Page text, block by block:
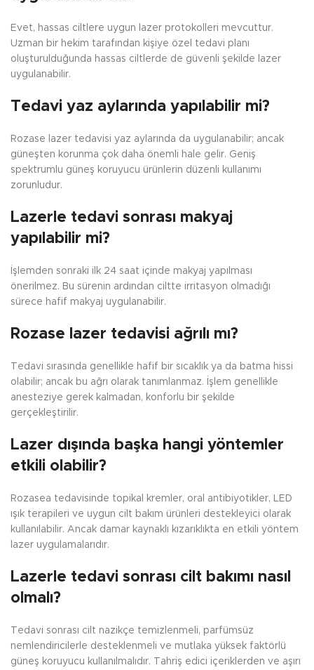
Evet, hassas ciltlere uygun lazer protokolleri mevcuttur.
Uzman bir hekim tarafından kişiye özel tedavi planı
oluşturulduğunda hassas ciltlerde de güvenli şekilde lazer
uygulanabilir.
Tedavi yaz aylarında yapılabilir mi?
Rozase lazer tedavisi yaz aylarında da uygulanabilir; ancak
güneşten korunma çok daha önemli hale gelir. Geniş
spektrumlu güneş koruyucu ürünlerin düzenli kullanımı
zorunludur.
Lazerle tedavi sonrası makyaj
yapılabilir mi?
İşlemden sonraki ilk 24 saat içinde makyaj yapılması
önerilmez. Bu sürenin ardından ciltte irritasyon olmadığı
sürece hafif makyaj uygulanabilir.
Rozase lazer tedavisi ağrılı mı?
Tedavi sırasında genellikle hafif bir sıcaklık ya da batma hissi
olabilir; ancak bu ağrı olarak tanımlanmaz. İşlem genellikle
anesteziye gerek kalmadan, konforlu bir şekilde
gerçekleştirilir.
Lazer dışında başka hangi yöntemler
etkili olabilir?
Rozasea tedavisinde topikal kremler, oral antibiyotikler, LED
ışık terapileri ve uygun cilt bakım ürünleri destekleyici olarak
kullanılabilir. Ancak damar kaynaklı kızarıklıkta en etkili yöntem
lazer uygulamalarıdır.
Lazerle tedavi sonrası cilt bakımı nasıl
olmalı?
Tedavi sonrası cilt nazikçe temizlenmeli, parfümsüz
nemlendiricilerle desteklenmeli ve mutlaka yüksek faktörlü
güneş koruyucu kullanılmalıdır. Tahriş edici içeriklerden ve aşırı